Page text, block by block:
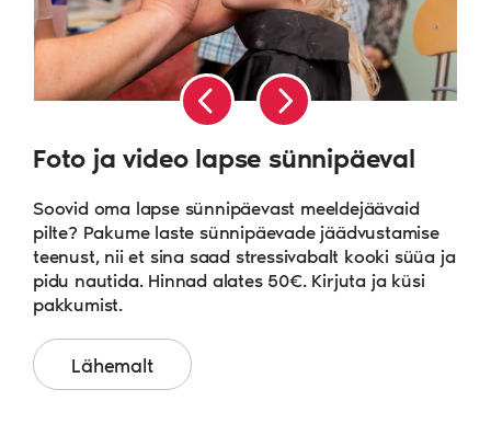
Foto ja video lapse sünnipäeval
Soovid oma lapse sünnipäevast meeldejäävaid
pilte? Pakume laste sünnipäevade jäädvustamise
teenust, nii et sina saad stressivabalt kooki süüa ja
pidu nautida. Hinnad alates 50€. Kirjuta ja küsi
pakkumist.
Lähemalt